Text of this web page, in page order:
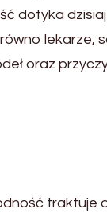
dotyka
lekarze,
oraz